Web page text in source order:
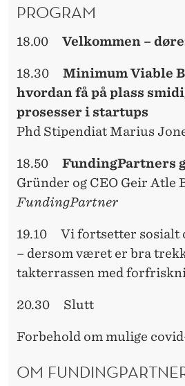
PROGRAM
18.00 Velkommen –
18.30 Minimum Viable
hvordan få på plass
prosesser i startups
Phd Stipendiat Marius
18.50
FundingPartners
Gründer og CEO Geir Atle
FundingPartner
19.10 Vi fortsetter sosialt
– dersom været er bra
takterrassen med
20.30 Slutt
Forbehold om mulige
OM